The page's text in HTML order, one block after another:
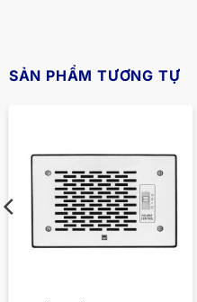
SẢN PHẨM TƯƠNG TỰ